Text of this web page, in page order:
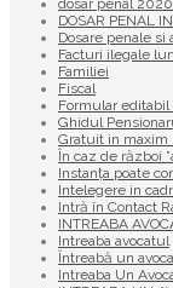
dosar penal 2020
DOSAR PENAL
Dosare penale si
Facturi ilegale
Familiei
Fiscal
Formular
Ghidul
Gratuit in maxim
În caz de război
Instanța poate
Intelegere in
Intră în Contact
INTREABA
Intreaba avocatul
Întreabă un
Intreaba Un